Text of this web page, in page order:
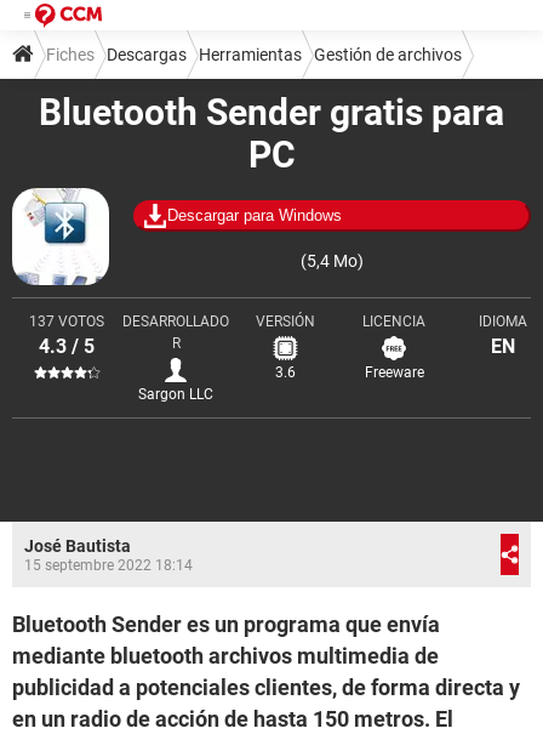
Bluetooth Sender gratis para
PC
Descargar para Windows
(5,4 Mo)
137 VOTOS
4.3 / 5
DESARROLLADO
R
Sargon LLC
VERSIÓN
3.6
LICENCIA
Freeware
IDIOMA
EN
Fiches Descargas Herramientas Gestión de archivos
José Bautista
15 septembre 2022 18:14
Bluetooth Sender es un programa que envía
mediante bluetooth archivos multimedia de
publicidad a potenciales clientes, de forma directa y
en un radio de acción de hasta 150 metros. El